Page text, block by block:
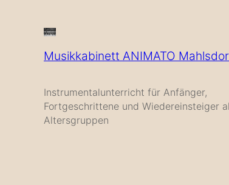
Musikkabinett ANIMATO
Instrumentalunterricht für Anfänger,
Fortgeschrittene und Wiedereinsteiger
Altersgruppen